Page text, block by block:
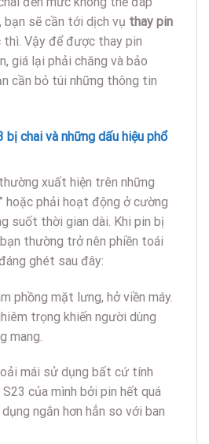
bạn sẽ cần tới dịch vụ thay pin
Vậy để được thay pin
giá lại phải chăng và bảo
cần bỏ túi những thông tin
chai và những dấu hiệu phổ
xuất hiện trên những
hoặc phải hoạt động ở cường
suốt thời gian dài. Khi pin bị
thường trở nên phiền toái
ghét sau đây:
phồng mặt lưng, hở viền máy.
trọng khiến người dùng
mang.
mái sử dụng bất cứ tính
của mình bởi pin hết quá
ngắn hơn hẳn so với ban